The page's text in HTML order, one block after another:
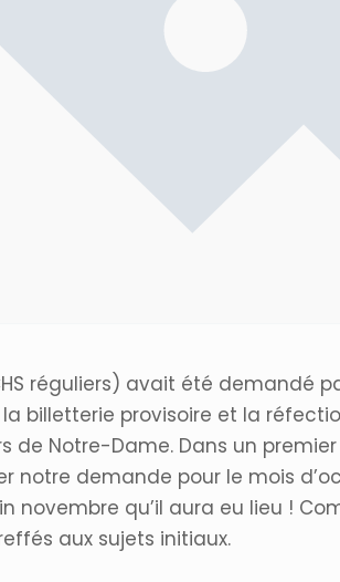
réguliers) avait été demandé
billetterie provisoire et la
Notre-Dame. Dans un
notre demande pour le mois
qu’il aura eu lieu !
aux sujets initiaux.